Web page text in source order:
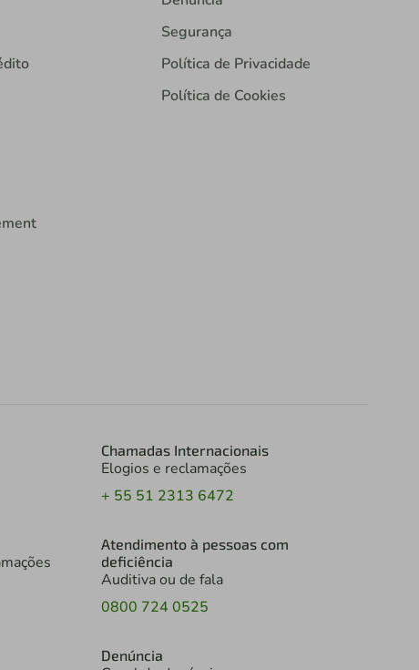
Segurança
Política de Privacidade
Política de Cookies
Chamadas Internacionais
Elogios e reclamações
+ 55 51 2313 6472
Atendimento à pessoas com
deficiência
Auditiva ou de fala
0800 724 0525
Denúncia